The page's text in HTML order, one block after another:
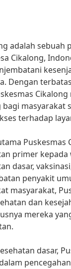
adalah sebuah
Cikalong,
Dengan
masyarakat
terhadap
Puskesmas
primer
dasar,
penyakit
masyarakat,
dan
mereka
dasar,